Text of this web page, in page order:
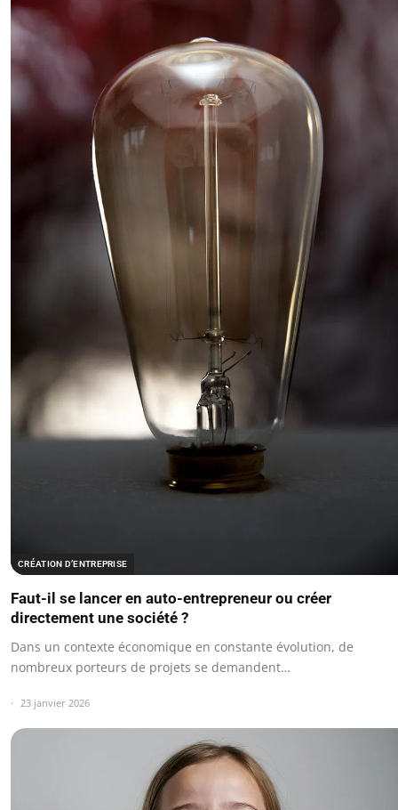
CRÉATION D’ENTREPRISE
Faut-il se lancer en auto-entrepreneur ou créer
directement une société ?
Dans un contexte économique en constante évolution, de
nombreux porteurs de projets se demandent…
23 janvier 2026